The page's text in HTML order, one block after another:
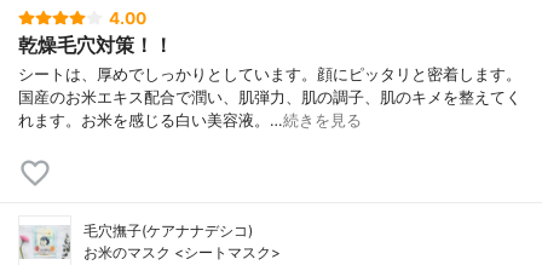
4.00
乾燥毛穴対策！！
シートは、厚めでしっかりとしています。顔にピッタリと密着します。
国産のお米エキス配合で潤い、肌弾力、肌の調子、肌のキメを整えてく
れます。お米を感じる白い美容液。…続きを見る
毛穴撫子(ケアナナデシコ)
お米のマスク <シートマスク>